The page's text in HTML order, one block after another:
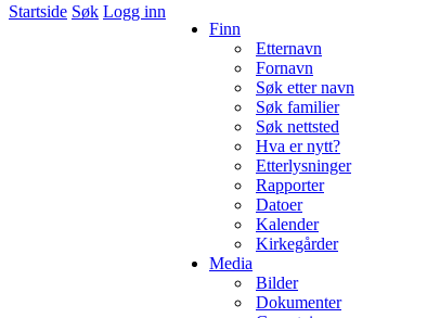
Startside Søk Logg inn
Finn
Etternavn
Fornavn
Søk etter navn
Søk familier
Søk nettsted
Hva er nytt?
Etterlysninger
Rapporter
Datoer
Kalender
Kirkegårder
Media
Bilder
Dokumenter